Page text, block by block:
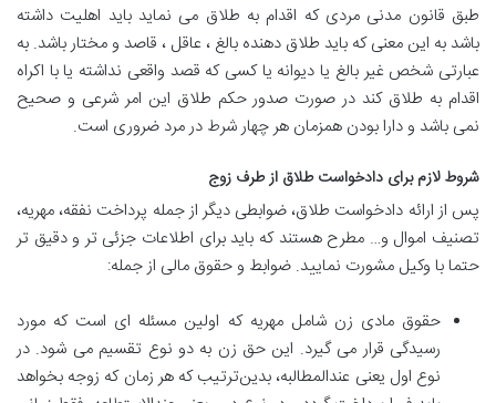
طبق قانون مدنی مردی که اقدام به طلاق می نماید باید اهلیت داشته
باشد به این معنی که باید طلاق دهنده بالغ ، عاقل ، قاصد و مختار باشد. به
عبارتی شخص غیر بالغ یا دیوانه یا کسی که قصد واقعی نداشته یا با اکراه
اقدام به طلاق کند در صورت صدور حکم طلاق این امر شرعی و صحیح
نمی باشد و دارا بودن همزمان هر چهار شرط در مرد ضروری است.
شروط لازم برای دادخواست طلاق از طرف زوج
پس از ارائه دادخواست طلاق، ضوابطی دیگر از جمله پرداخت نفقه، مهریه،
تصنیف اموال و… مطرح هستند که باید برای اطلاعات جزئی تر و دقیق تر
حتما با وکیل مشورت نمایید. ضوابط و حقوق مالی از جمله:
حقوق مادی زن شامل مهریه که اولین مسئله ای است که مورد
رسیدگی قرار می گیرد. این حق زن به دو نوع تقسیم می شود. در
نوع اول یعنی عندالمطالبه، بدین‌ترتیب که هر زمان که زوجه بخواهد